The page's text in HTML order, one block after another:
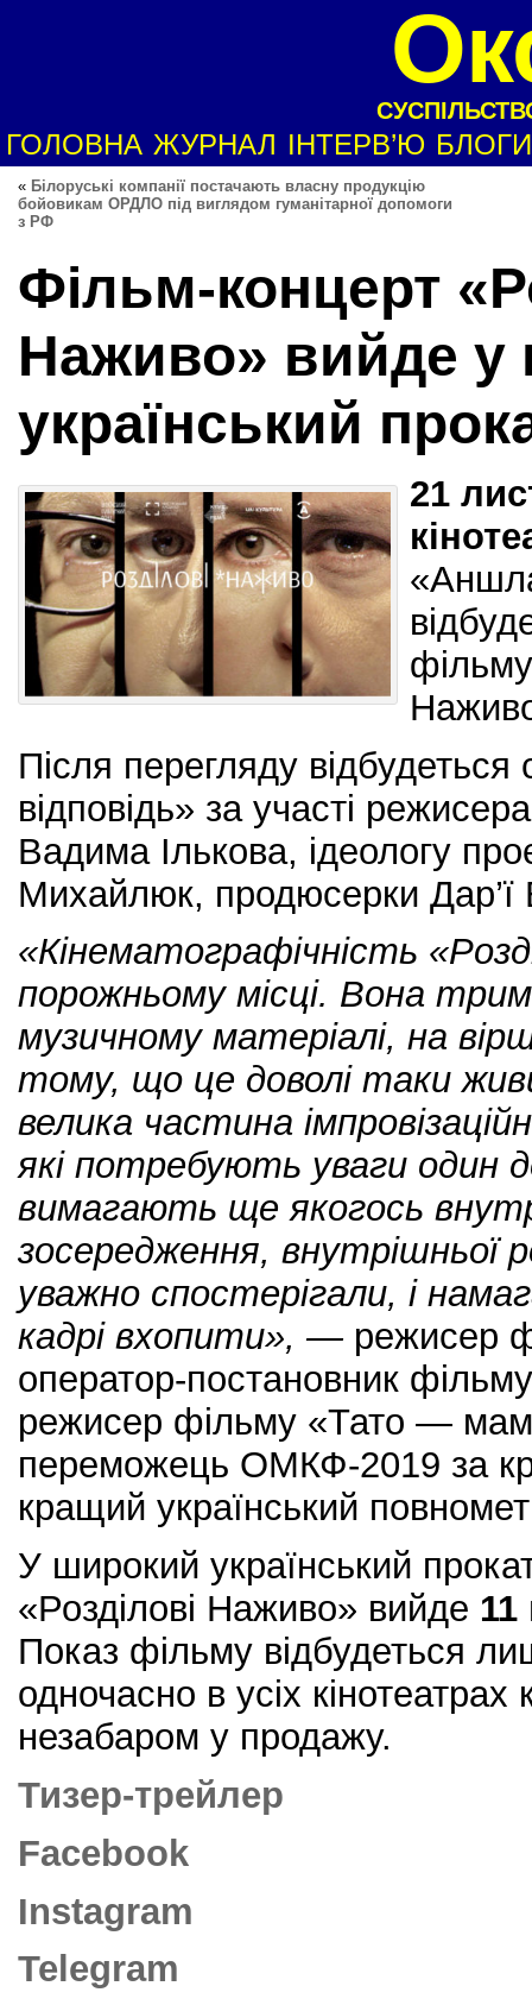
ГОЛОВНА ЖУРНАЛ ІНТЕРВ’Ю БЛОГИ
« Білоруські компанії постачають власну продукцію
бойовикам ОРДЛО під виглядом гуманітарної допомоги
з РФ
Фільм-концерт
Наживо» вийде у
український
21
Після перегляду відбудеться
відповідь» за участі
Вадима Ількова, ідеологу
Михайлюк, продюсерки Дар’ї
«Кінематографічність
порожньому місці. Вона
музичному матеріалі, на
тому, що це доволі таки
велика частина
які потребують уваги один
вимагають ще якогось
зосередження, внутрішньої
уважно спостерігали, і
кадрі вхопити», — режисер
оператор-постановник
режисер фільму «Тато —
переможець ОМКФ-2019 за
кращий український
У широкий український
«Розділові Наживо» вийде 11
Показ фільму відбудеться
одночасно в усіх кінотеатрах
незабаром у продажу.
Тизер-трейлер
Facebook
Instagram
Telegram